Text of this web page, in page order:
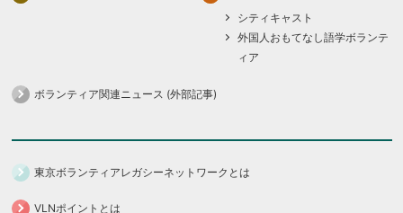
シティキャスト
外国人おもてなし語学ボランテ
ィア
ボランティア関連ニュース (外部記事)
東京ボランティアレガシーネットワークとは
VLNポイントとは